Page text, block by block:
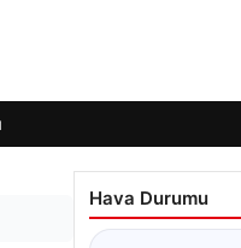
Hava Durumu